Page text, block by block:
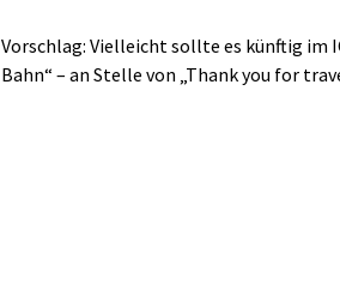
Vorschlag: Vielleicht sollte es künftig im
Bahn“ – an Stelle von „Thank you for